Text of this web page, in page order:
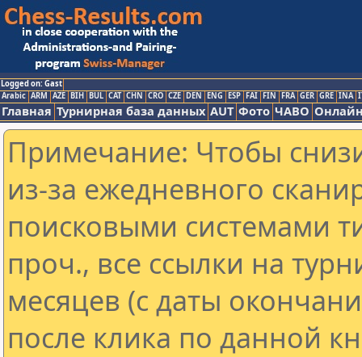
Logged on: Gast
Arabic ARM AZE BIH BUL CAT CHN CRO CZE DEN ENG ESP FAI FIN FRA GER GRE INA
Главная Турнирная база данных AUT Фото ЧАВО
Примечание: Чтобы
из-за ежедневного
поисковыми системами
проч., все ссылки на
месяцев (с даты
после клика по данной